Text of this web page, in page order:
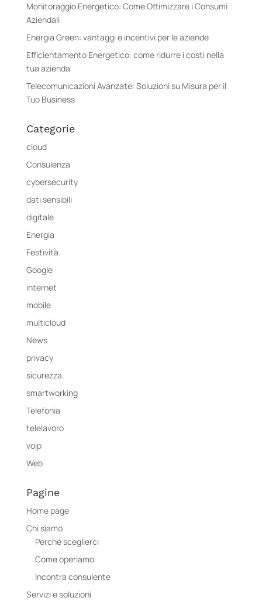
Monitoraggio Energetico: Come Ottimizzare i Consumi
Aziendali
Energia Green: vantaggi e incentivi per le aziende
Efficientamento Energetico: come ridurre i costi nella
tua azienda
Telecomunicazioni Avanzate: Soluzioni su Misura per il
Tuo Business
Categorie
cloud
Consulenza
cybersecurity
dati sensibili
digitale
Energia
Festività
Google
internet
mobile
multicloud
News
privacy
sicurezza
smartworking
Telefonia
telelavoro
voip
Web
Pagine
Home page
Chi siamo
Perché sceglierci
Come operiamo
Incontra consulente
Servizi e soluzioni